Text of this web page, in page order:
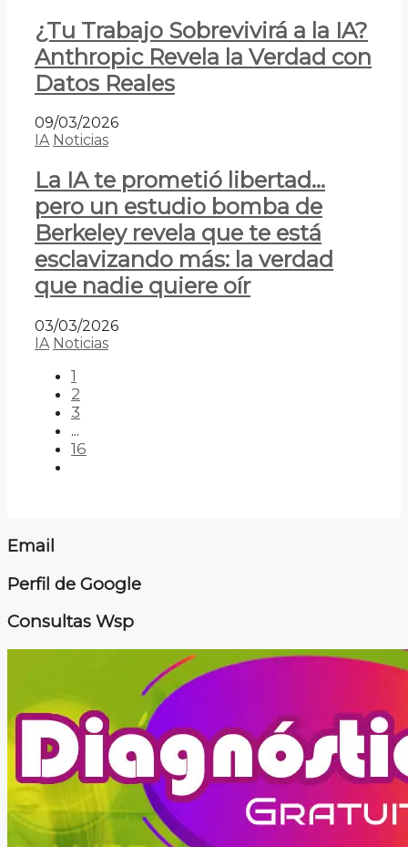
¿Tu Trabajo Sobrevivirá a la IA?
Anthropic Revela la Verdad con
Datos Reales
09/03/2026
IA Noticias
La IA te prometió libertad…
pero un estudio bomba de
Berkeley revela que te está
esclavizando más: la verdad
que nadie quiere oír
03/03/2026
IA Noticias
1
2
3
...
16
Email
Perfil de Google
Consultas Wsp